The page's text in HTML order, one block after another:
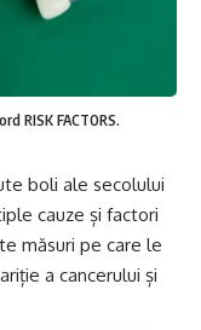
RISK FACTORS.
boli ale secolului
cauze și factori
măsuri pe care le
a cancerului și